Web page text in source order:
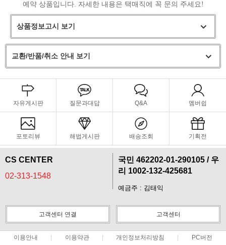
예약 상품입니다. 자세한 내용은 택매직에 꼭 문의 주세요!
상품정보고시 보기
교환/반품/취소 안내 보기
자유게시판 질문과대답 Q&A 멤버쉽
포토리뷰 해법게시판 배송조회 기획전
CS CENTER
02-313-1548
국민 462202-01-290105 / 우
리 1002-132-425681
예금주 : 김태익
고객센터 연결 고객센터
이용안내 이용약관 개인정보처리방침 PC버전